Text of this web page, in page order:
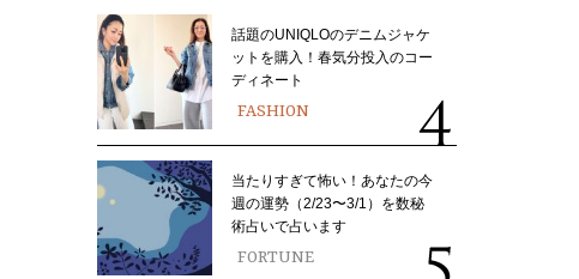
話題のUNIQLOのデニムジャケ
ットを購入！春気分投入のコー
ディネート
FASHION
当たりすぎて怖い！あなたの今
週の運勢（2/23〜3/1）を数秘
術占いで占います
FORTUNE